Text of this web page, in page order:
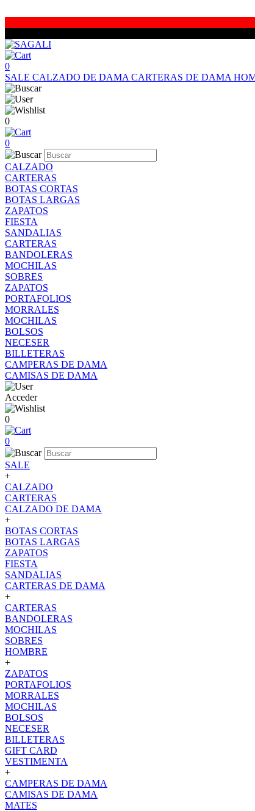
0
SALE CALZADO DE DAMA CARTERAS DE DAMA
0
0
CALZADO
CARTERAS
BOTAS CORTAS
BOTAS LARGAS
ZAPATOS
FIESTA
SANDALIAS
CARTERAS
BANDOLERAS
MOCHILAS
SOBRES
ZAPATOS
PORTAFOLIOS
MORRALES
MOCHILAS
BOLSOS
NECESER
BILLETERAS
CAMPERAS DE DAMA
CAMISAS DE DAMA
Acceder
0
0
SALE
+
CALZADO
CARTERAS
CALZADO DE DAMA
+
BOTAS CORTAS
BOTAS LARGAS
ZAPATOS
FIESTA
SANDALIAS
CARTERAS DE DAMA
+
CARTERAS
BANDOLERAS
MOCHILAS
SOBRES
HOMBRE
+
ZAPATOS
PORTAFOLIOS
MORRALES
MOCHILAS
BOLSOS
NECESER
BILLETERAS
GIFT CARD
VESTIMENTA
+
CAMPERAS DE DAMA
CAMISAS DE DAMA
MATES